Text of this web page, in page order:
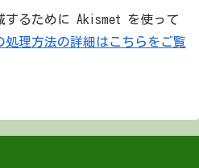
するために Akismet を使って
処理方法の詳細はこちらをご覧